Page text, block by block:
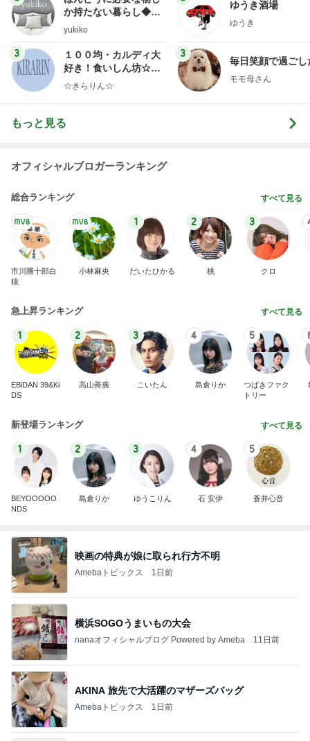
か持たない暮らし◆Ke
ep Life Simple◆〜イ
yukiko
3
１００均・カルディ大
好き！食いしん坊☆き
らりん☆のブログ
☆きらりん☆
ゆうき酒場
ゆうき
3
毎日笑顔で過ごし
モモ母さん
もっと見る
オフィシャルブロガーランキング
総合ランキング すべて見る
市川團十郎白
猿
小林麻央
1
だいたひかる
2
桃
3
クロ
急上昇ランキング すべて見る
1
EBiDAN 39&Ki
DS
2
高山善廣
3
こいたん
4
島倉りか
5
つばきファク
トリー
新登場ランキング すべて見る
1
BEYOOOOO
NDS
2
島倉りか
3
ゆうこりん
4
石 安伊
5
蒼井心音
映画の特典が娘に取られ行方不明
Amebaトピックス 1日前
横浜SOGOうまいもの大会
nanaオフィシャルブログ Powered by Ameba 11日前
AKINA 旅先で大活躍のマザーズバッグ
Amebaトピックス 1日前